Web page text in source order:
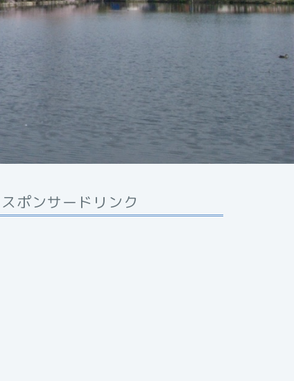
スポンサードリンク